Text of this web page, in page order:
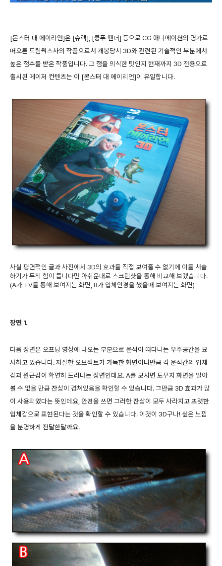
[몬스터 대 에이리언]은 [슈렉], [쿵푸 팬더] 등으로 CG 애니메이션의 명가로
떠오른 드림웍스사의 작품으로서 개봉당시 3D와 관련된 기술적인 부분에서
높은 점수를 받은 작품입니다. 그 점을 의식한 탓인지 현재까지 3D 전용으로
출시된 메이저 컨텐츠는 이 [몬스터 대 에이리언]이 유일합니다.
사실 평면적인 글과 사진에서 3D의 효과를 직접 보여줄 수 없기에 이를 서술
하기가 무척 힘이 듭니다만 아쉬운대로 스크린샷을 통해 비교해 보겠습니다.
(A가 TV를 통해 보여지는 화면, B가 입체안경을 썼을때 보여지는 화면)
장면 1.
다음 장면은 오프닝 영상에 나오는 부분으로 운석이 떠다니는 우주공간을 묘
사하고 있습니다. 자잘한 오브젝트가 가득한 화면이니만큼 각 운석간의 입체
감과 원근감이 확연히 드러나는 장면인데요. A를 보시면 도무지 화면을 알아
볼 수 없을 만큼 잔상이 겹쳐있음을 확인할 수 있습니다. 그만큼 3D 효과가 많
이 사용되었다는 뜻인데요, 안경을 쓰면 그러한 잔상이 모두 사라지고 또렷한
입체감으로 표현된다는 것을 확인할 수 있습니다. 이것이 3D구나! 싶은 느낌
을 분명하게 전달한달까요.